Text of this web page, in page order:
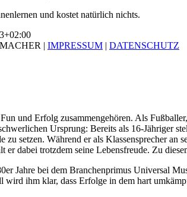
und kostet natürlich nichts.
| IMPRESSUM | DATENSCHUTZ
und Erfolg zusammengehören. Als
Ursprung: Bereits als 16-Jähriger
zu setzen. Während er als Klassensprecher
er dabei trotzdem seine Lebensfreude. Zu
Jahre bei dem Branchenprimus Universal
ihm klar, dass Erfolge in dem hart